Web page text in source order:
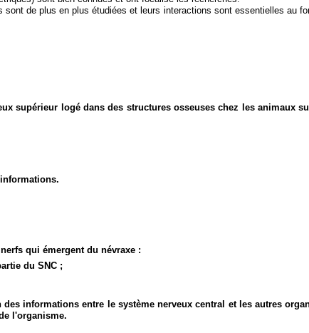
de plus en plus étudiées et leurs interactions sont essentielles au
supérieur logé dans des structures osseuses chez les animaux
qui émergent du névraxe :
du SNC ;
informations entre le système nerveux central et les autres
l'organisme.